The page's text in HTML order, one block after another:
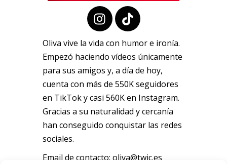
Oliva vive la vida con humor e ironía.
Empezó haciendo vídeos únicamente
para sus amigos y, a día de hoy,
cuenta con más de 550K seguidores
en TikTok y casi 560K en Instagram.
Gracias a su naturalidad y cercanía
han conseguido conquistar las redes
sociales.
Email de contacto: oliva@twic.es